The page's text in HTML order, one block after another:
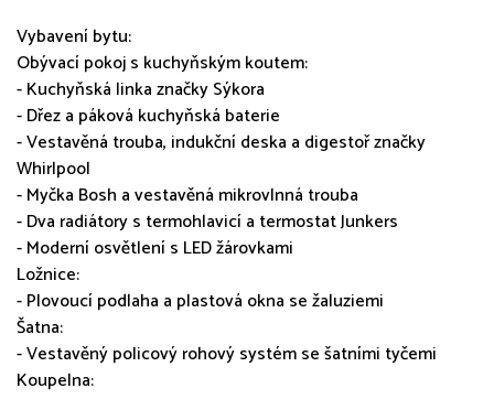
Vybavení bytu:
Obývací pokoj s kuchyňským koutem:
- Kuchyňská linka značky Sýkora
- Dřez a páková kuchyňská baterie
- Vestavěná trouba, indukční deska a digestoř značky
Whirlpool
- Myčka Bosh a vestavěná mikrovlnná trouba
- Dva radiátory s termohlavicí a termostat Junkers
- Moderní osvětlení s LED žárovkami
Ložnice:
- Plovoucí podlaha a plastová okna se žaluziemi
Šatna:
- Vestavěný policový rohový systém se šatními tyčemi
Koupelna: